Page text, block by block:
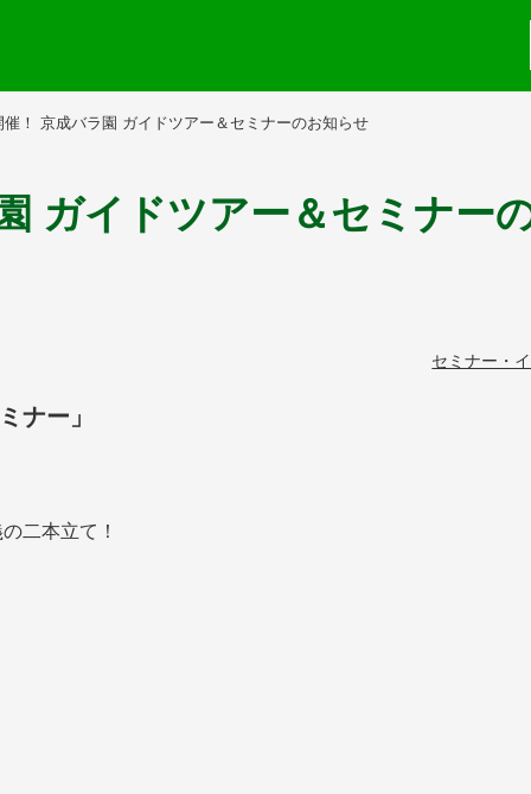
催！ 京成バラ園 ガイドツアー＆セミナーのお知らせ
ガイドツアー＆セミナー
セミナー・
ナー」
二本立て！